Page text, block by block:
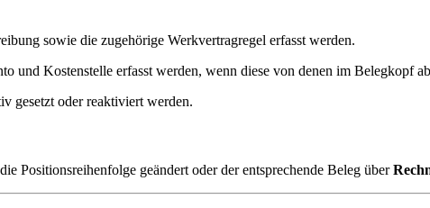
sowie die zugehörige Werkvertragregel erfasst werden.
und Kostenstelle erfasst werden, wenn diese von denen im Belegkopf
gesetzt oder reaktiviert werden.
Positionsreihenfolge geändert oder der entsprechende Beleg über